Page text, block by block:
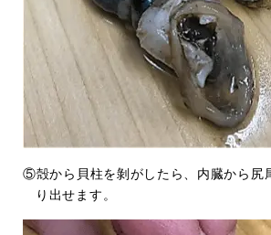
⑤殻から貝柱を剝がしたら、内臓から尻
り出せます。